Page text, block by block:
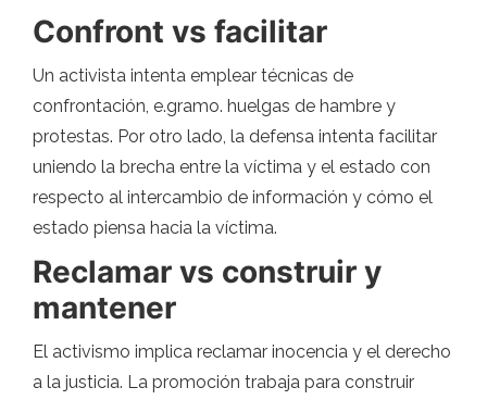
Confront vs facilitar
Un activista intenta emplear técnicas de
confrontación, e.gramo. huelgas de hambre y
protestas. Por otro lado, la defensa intenta facilitar
uniendo la brecha entre la víctima y el estado con
respecto al intercambio de información y cómo el
estado piensa hacia la víctima.
Reclamar vs construir y
mantener
El activismo implica reclamar inocencia y el derecho
a la justicia. La promoción trabaja para construir